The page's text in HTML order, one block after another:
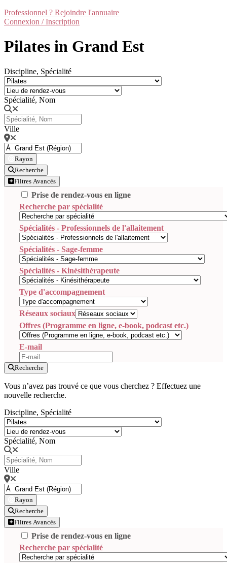
Professionnel ? Rejoindre l'annuaire
Connexion / Inscription
Pilates in Grand Est
Discipline, Spécialité
Spécialité, Nom
Ville
Rayon
Recherche
Filtres Avancés
Prise de rendez-vous en ligne
Recherche par spécialité
Spécialités - Professionnels de l'allaitement
Spécialités - Sage-femme
Spécialités - Kinésithérapeute
Type d'accompagnement
Réseaux sociaux
Offres (Programme en ligne, e-book, podcast etc.)
E-mail
Recherche
Vous n’avez pas trouvé ce que vous cherchez ? Effectuez une
nouvelle recherche.
Discipline, Spécialité
Spécialité, Nom
Ville
Rayon
Recherche
Filtres Avancés
Prise de rendez-vous en ligne
Recherche par spécialité